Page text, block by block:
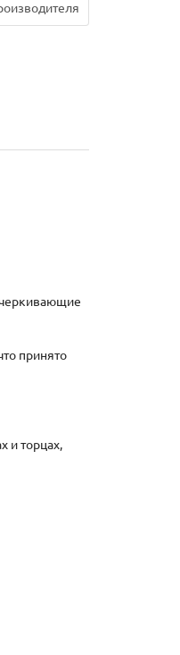
принято
и торцах,